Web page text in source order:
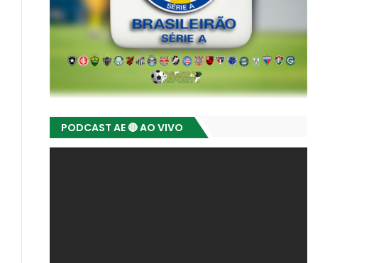
PODCAST AE 🔴 AO VIVO